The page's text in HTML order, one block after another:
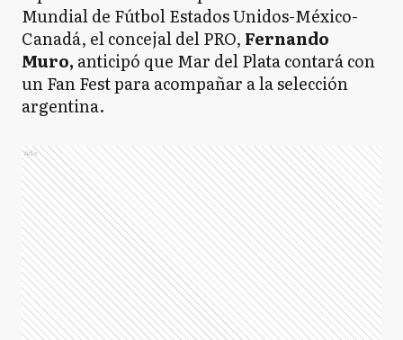
Mundial de Fútbol Estados Unidos-México-
Canadá, el concejal del PRO, Fernando
Muro, anticipó que Mar del Plata contará con
un Fan Fest para acompañar a la selección
argentina.
Ads